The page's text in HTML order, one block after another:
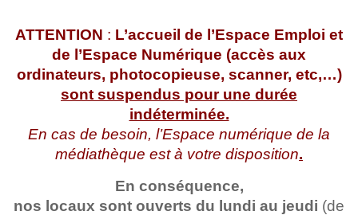
ATTENTION : L’accueil de l’Espace Emploi et
de l’Espace Numérique (accès aux
ordinateurs, photocopieuse, scanner, etc,…)
sont suspendus pour une durée
indéterminée.
En cas de besoin, l’Espace numérique de la
médiathèque est à votre disposition.
En conséquence,
nos locaux sont ouverts du lundi au jeudi (de